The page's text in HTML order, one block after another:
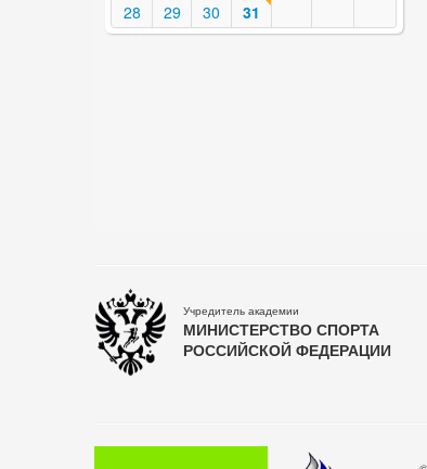
28
29 30 31
Учредитель академии
МИНИСТЕРСТВО СПОРТА
РОССИЙСКОЙ ФЕДЕРАЦИИ